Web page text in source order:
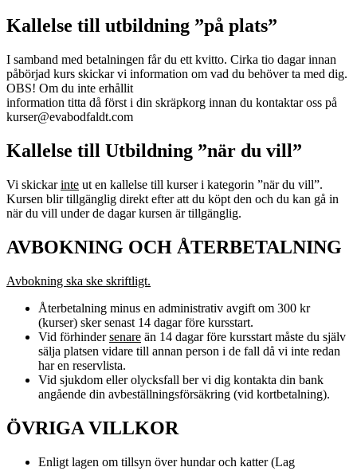
Kallelse till utbildning ”på plats”
I samband med betalningen får du ett kvitto. Cirka tio dagar innan
påbörjad kurs skickar vi information om vad du behöver ta med dig.
OBS! Om du inte erhållit
information titta då först i din skräpkorg innan du kontaktar oss på
kurser@evabodfaldt.com
Kallelse till Utbildning ”när du vill”
Vi skickarinte ut en kallelse till kurser i kategorin ”när du vill”.
Kursen blir tillgänglig direkt efter att du köpt den och du kan gå in
när du vill under de dagar kursen är tillgänglig.
AVBOKNING OCH ÅTERBETALNING
Avbokning ska ske skriftligt.
Återbetalning minus en administrativ avgift om 300 kr
(kurser) sker senast 14 dagar före kursstart.
Vid förhindersenare än 14 dagar före kursstart måste du själv
sälja platsen vidare till annan person i de fall då vi inte redan
har en reservlista.
Vid sjukdom eller olycksfall ber vi dig kontakta din bank
angående din avbeställningsförsäkring (vid kortbetalning).
ÖVRIGA VILLKOR
Enligt lagen om tillsyn över hundar och katter (Lag